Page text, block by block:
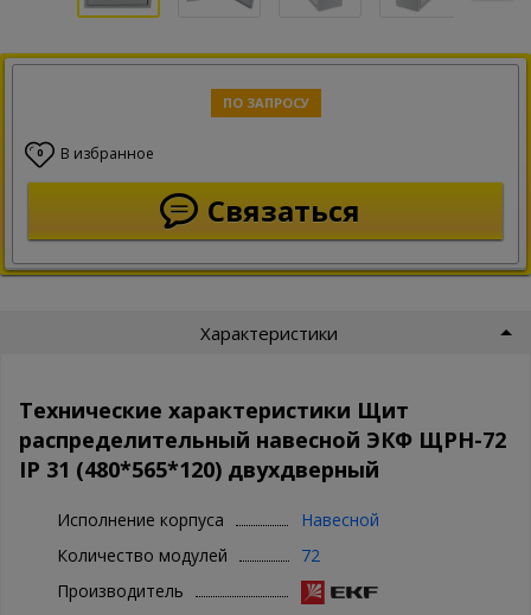
ПО ЗАПРОСУ
0 В избранное
Связаться
Характеристики
Технические характеристики Щит
распределительный навесной ЭКФ ЩРН-72
IP 31 (480*565*120) двухдверный
Исполнение корпуса
Навесной
Количество модулей
72
Производитель